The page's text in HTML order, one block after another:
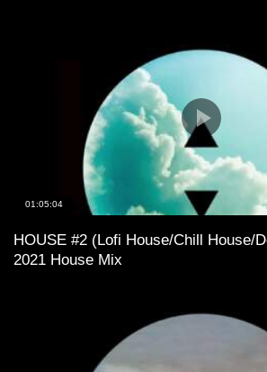
01:05:04
HOUSE #2 (Lofi House/Chill House/
2021 House Mix